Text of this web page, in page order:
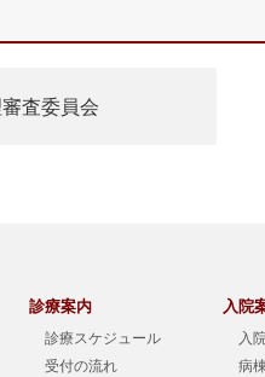
査委員会
診療案内
診療スケジュール
受付の流れ
入院
入
病